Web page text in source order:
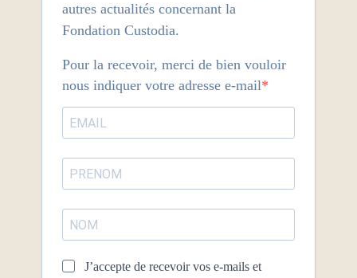
autres actualités concernant la
Fondation Custodia.
Pour la recevoir, merci de bien vouloir
nous indiquer votre adresse e-mail
J’accepte de recevoir vos e-mails et